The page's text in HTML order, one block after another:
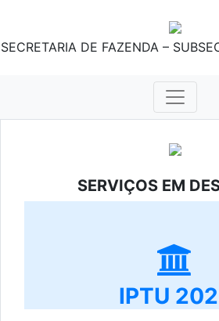
SECRETARIA DE FAZENDA –
SERVIÇOS EM
IPTU